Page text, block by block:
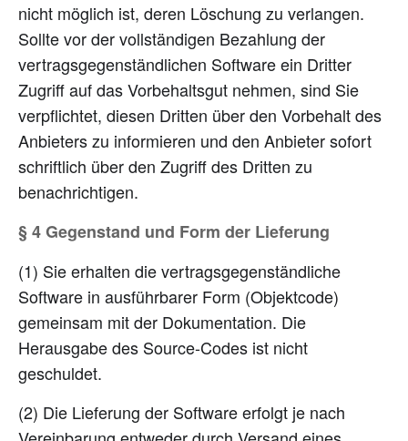
nicht möglich ist, deren Löschung zu verlangen.
Sollte vor der vollständigen Bezahlung der
vertragsgegenständlichen Software ein Dritter
Zugriff auf das Vorbehaltsgut nehmen, sind Sie
verpflichtet, diesen Dritten über den Vorbehalt des
Anbieters zu informieren und den Anbieter sofort
schriftlich über den Zugriff des Dritten zu
benachrichtigen.
§ 4 Gegenstand und Form der Lieferung
(1) Sie erhalten die vertragsgegenständliche
Software in ausführbarer Form (Objektcode)
gemeinsam mit der Dokumentation. Die
Herausgabe des Source-Codes ist nicht
geschuldet.
(2) Die Lieferung der Software erfolgt je nach